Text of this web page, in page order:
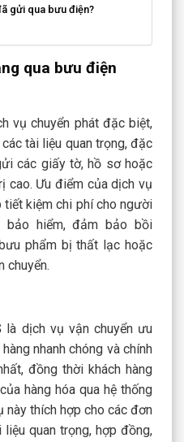
gửi qua bưu điện?
qua bưu điện
vụ chuyển phát đặc biệt,
tài liệu quan trọng, đặc
các giấy tờ, hồ sơ hoặc
cao. Ưu điểm của dịch vụ
tiết kiệm chi phí cho người
hiểm, đảm bảo bồi
phẩm bị thất lạc hoặc
chuyển.
là dịch vụ vận chuyển ưu
nhanh chóng và chính
đồng thời khách hàng
hàng hóa qua hệ thống
này thích hợp cho các đơn
quan trọng, hợp đồng,